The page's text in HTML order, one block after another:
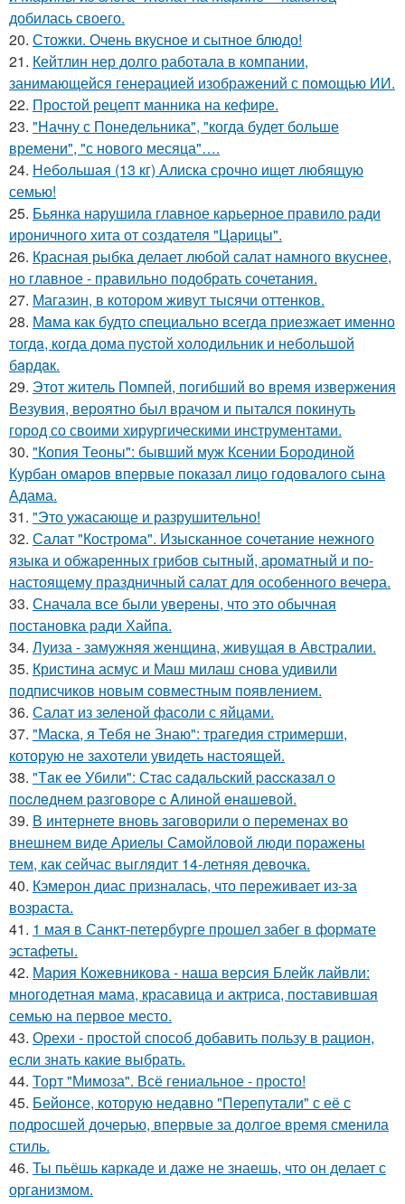
добилась своего.
20. Стожки. Очень вкусное и сытное блюдо!
21. Кейтлин нер долго работала в компании,
занимающейся генерацией изображений с помощью ИИ.
22. Простой рецепт манника на кефире.
23. "Начну с Понедельника", "когда будет больше
времени", "с нового месяца"….
24. Небольшая (13 кг) Алиска срочно ищет любящую
семью!
25. Бьянка нарушила главное карьерное правило ради
ироничного хита от создателя "Царицы".
26. Красная рыбка делает любой салат намного вкуснее,
но главное - правильно подобрать сочетания.
27. Магазин, в котором живут тысячи оттенков.
28. Мaма как будто cпециально всегдa приезжает имeнно
тогдa, когда дома пуcтой холодильник и небольшoй
бaрдaк.
29. Этот житель Помпей, погибший во время извержения
Везувия, вероятно был врачом и пытался покинуть
город со своими хирургическими инструментами.
30. "Копия Теоны": бывший муж Ксении Бородиной
Курбан омаров впервые показал лицо годовалого сына
Адама.
31. "Это ужасающе и разрушительно!
32. Салат "Кострома". Изысканное сочетание нежного
языка и обжаренных грибов сытный, ароматный и по-
настоящему праздничный салат для особенного вечера.
33. Сначала все были уверены, что это обычная
постановка ради Хайпа.
34. Луиза - замужняя женщина, живущая в Австралии.
35. Кристина асмус и Маш милаш снова удивили
подписчиков новым совместным появлением.
36. Салат из зеленой фасоли с яйцами.
37. "Маска, я Тебя не Знаю": трагедия стримерши,
которую не захотели увидеть настоящей.
38. "Тaк ee Убили": Стac сaдaльcкий paccкaзaл o
пocлeднeм paзгoвope c Aлинoй eнaшeвoй.
39. В интернете вновь заговорили о переменах во
внешнем виде Ариелы Самойловой люди поражены
тем, как сейчас выглядит 14-летняя девочка.
40. Кэмерон диас призналась, что переживает из-за
возраста.
41. 1 мая в Санкт-петербурге прошел забег в формате
эстафеты.
42. Мария Кожевникова - наша версия Блейк лайвли:
многодетная мама, красавица и актриса, поставившая
семью на первое место.
43. Орехи - простой способ добавить пользу в рацион,
если знать какие выбрать.
44. Торт "Мимоза". Всё гениальное - просто!
45. Бейонсе, которую недавно "Перепутали" с её с
подросшей дочерью, впервые за долгое время сменила
стиль.
46. Ты пьёшь каркаде и даже не знаешь, что он делает с
организмом.